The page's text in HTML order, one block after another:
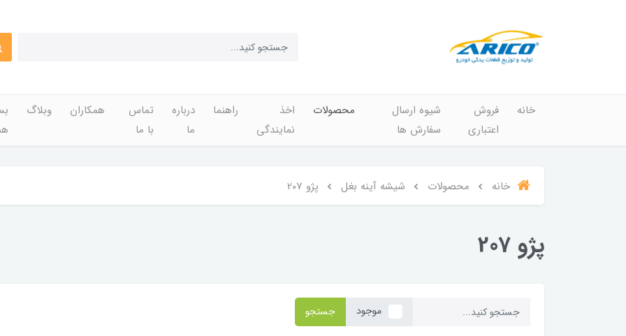
خانه
فروش
اعتباری
شیوه ارسال
سفارش ها
محصولات
اخذ
نمایندگی
راهنما
درباره
ما
تماس
با ما
همکاران وبلاگ
خانه محصولات شیشه آینه بغل پژو 207
پژو 207
موجود جستجو